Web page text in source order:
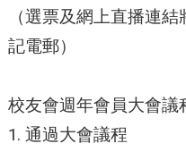
（選票及網上直播連
記電郵）
校友會週年會員大會議
1. 通過大會議程